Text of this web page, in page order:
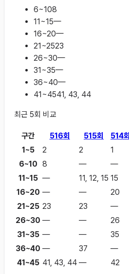
6~108
11~15—
16~20—
21~2523
26~30—
31~35—
36~40—
41~4541, 43, 44
최근 5회 비교
구간 516회 515회 514회
1~5
2 2 1
6~10 8 — —
11~15 — 11, 12, 15 15
16~20 — — 20
21~25 23 23 —
26~30 — — 26
31~35 — — 35
36~40 — 37 —
41~45 41, 43, 44 — 42